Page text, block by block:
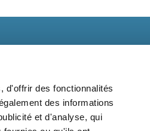
d'offrir des fonctionnalités
des informations
et d'analyse, qui
? Mentions légales